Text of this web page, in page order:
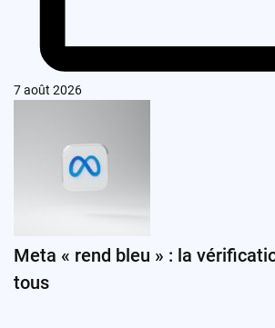
7 août 2026
Meta « rend bleu » : la
tous